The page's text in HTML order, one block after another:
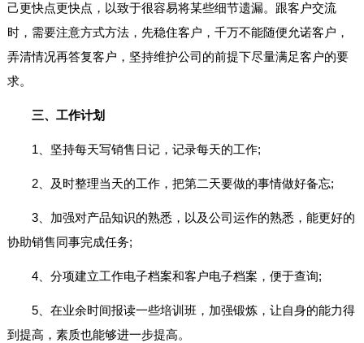
己更快点更快点，以致于很容易将某些细节遗漏。跟客户交流
时，需要注意方式方法，先稳住客户，千万不能随便允诺客户，
弄清情况再答复客户，坚持维护公司的前提下尽量满足客户的要
求。
三、工作计划
1、坚持每天写销售日记，记录每天的工作;
2、及时整理当天的工作，把第二天要做的事情做好备忘;
3、加强对产品知识的熟悉，以及公司运作的熟悉，能更好的
协助销售同事完成任务;
4、分项建立工作电子档案和客户电子档案，便于查询;
5、在业余时间报读一些培训班，加强锻炼，让自身的能力得
到提高，素质也能够进一步提高。